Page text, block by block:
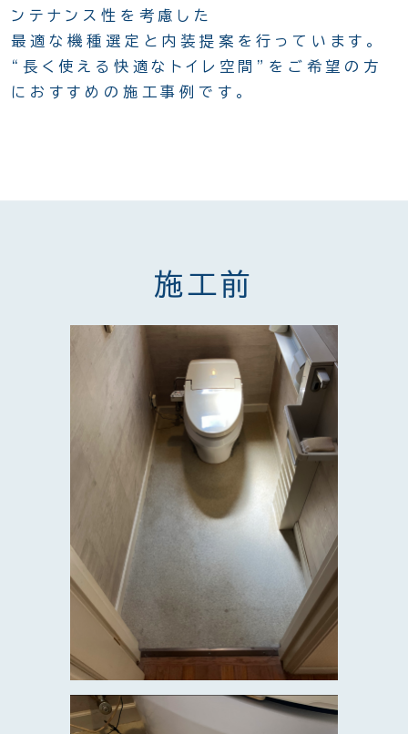
ンテナンス性を考慮した
最適な機種選定と内装提案を行っています。
“長く使える快適なトイレ空間”をご希望の方
におすすめの施工事例です。
施工前